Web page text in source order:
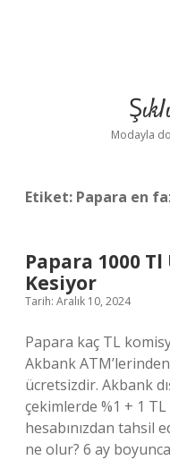
Modayla
Etiket: Papara en
Papara 1000
Kesiyor
Tarih: Aralık 10, 2024
Papara kaç TL
Akbank
ücretsizdir. Akbank
çekimlerde %1 + 1
hesabınızdan tahsil
ne olur? 6 ay